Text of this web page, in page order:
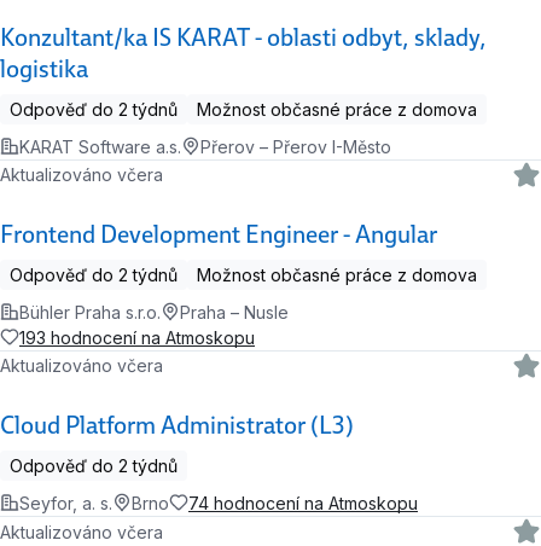
Konzultant/ka IS KARAT - oblasti odbyt, sklady,
logistika
Odpověď do 2 týdnů
Možnost občasné práce z domova
KARAT Software a.s.
Přerov – Přerov I-Město
Frontend Development Engineer - Angular
Aktualizováno včera
Odpověď do 2 týdnů
Možnost občasné práce z domova
Bühler Praha s.r.o.
Praha – Nusle
193 hodnocení na Atmoskopu
Cloud Platform Administrator (L3)
Aktualizováno včera
Odpověď do 2 týdnů
Seyfor, a. s.
Brno
74 hodnocení na Atmoskopu
Aktualizováno včera